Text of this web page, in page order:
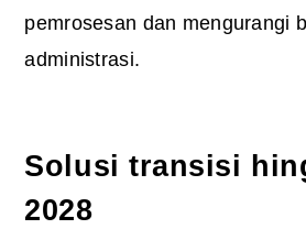
pemrosesan dan mengurangi
administrasi.
Solusi transisi
2028